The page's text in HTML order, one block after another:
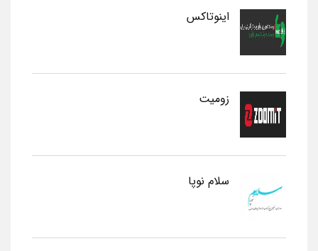
اینوتاکس
زومیت
سلام نوپا